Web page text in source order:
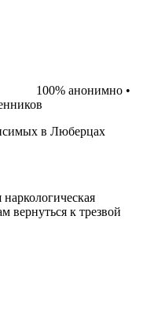
100% анонимно •
вернуться к трезвой